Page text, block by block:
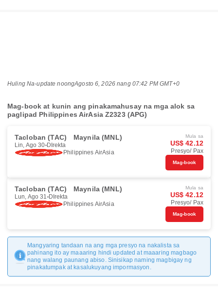
Huling Na-update noongAgosto 6, 2026 nang 07:42 PM GMT+0
Mag-book at kunin ang pinakamahusay na mga alok sa
paglipad Philippines AirAsia Z2323 (APG)
Tacloban (TAC) Maynila (MNL)
Lin, Ago 30 DIrekta
Philippines AirAsia
Mula sa
US$ 42.12
Presyo/ Pax
Mag-book
Tacloban (TAC) Maynila (MNL)
Lun, Ago 31 DIrekta
Philippines AirAsia
Mula sa
US$ 42.12
Presyo/ Pax
Mag-book
Mangyaring tandaan na ang mga presyo na nakalista sa
pahinang ito ay maaaring hindi updated at maaaring magbago
nang walang paunang abiso. Sinisikap naming magbigay ng
pinakatumpak at kasalukuyang impormasyon.